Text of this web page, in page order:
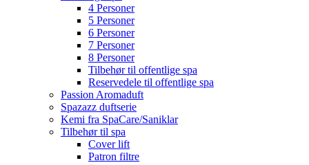
4 Personer
5 Personer
6 Personer
7 Personer
8 Personer
Tilbehør til offentlige spa
Reservedele til offentlige spa
Passion Aromaduft
Spazazz duftserie
Kemi fra SpaCare/Saniklar
Tilbehør til spa
Cover lift
Patron filtre